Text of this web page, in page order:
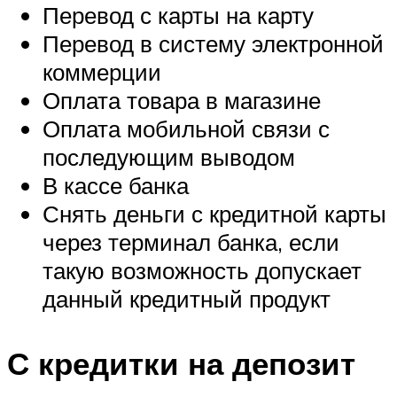
Перевод с карты на карту
Перевод в систему электронной
коммерции
Оплата товара в магазине
Оплата мобильной связи с
последующим выводом
В кассе банка
Снять деньги с кредитной карты
через терминал банка, если
такую возможность допускает
данный кредитный продукт
С кредитки на депозит